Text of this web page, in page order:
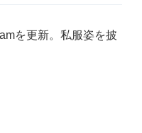
を更新。私服姿を披